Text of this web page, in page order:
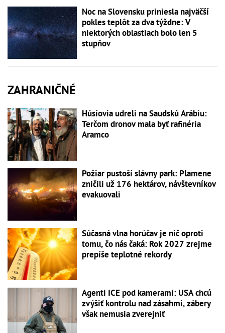
Noc na Slovensku priniesla najväčší
pokles teplôt za dva týždne: V
niektorých oblastiach bolo len 5
stupňov
ZAHRANIČNÉ
Húsíovia udreli na Saudskú Arábiu:
Terčom dronov mala byť rafinéria
Aramco
Požiar pustoší slávny park: Plamene
zničili už 176 hektárov, návštevníkov
evakuovali
Súčasná vlna horúčav je nič oproti
tomu, čo nás čaká: Rok 2027 zrejme
prepíše teplotné rekordy
Agenti ICE pod kamerami: USA chcú
zvýšiť kontrolu nad zásahmi, zábery
však nemusia zverejniť